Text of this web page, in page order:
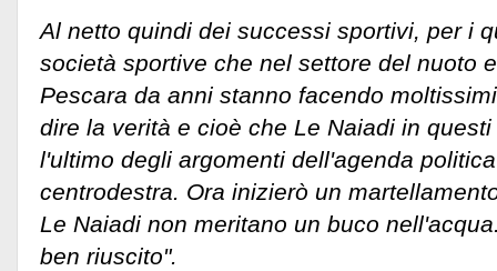
Al netto quindi dei successi sportivi, per i
società sportive che nel settore del nuoto
Pescara da anni stanno facendo
dire la verità e cioè che Le Naiadi in
l'ultimo degli argomenti dell'agenda
centrodestra. Ora inizierò un
Le Naiadi non meritano un buco
ben riuscito".